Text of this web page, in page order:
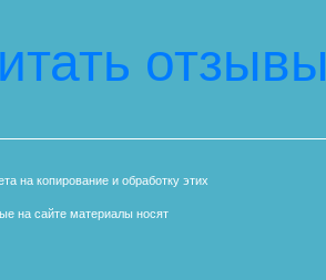
отзывы
на копирование и обработку этих
на сайте материалы носят